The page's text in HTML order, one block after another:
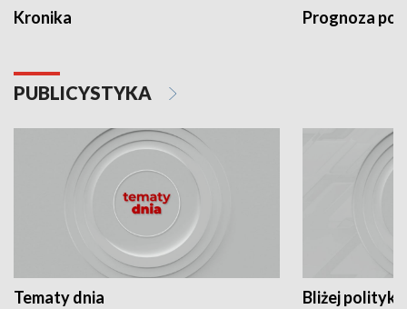
Kronika Prognoza
PUBLICYSTYKA
Tematy dnia Bliżej polityki